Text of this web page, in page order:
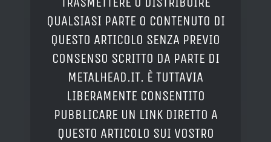
QUALSIASI PARTE O CONTENUTO DI
QUESTO ARTICOLO SENZA PREVIO
CONSENSO SCRITTO DA PARTE DI
METALHEAD.IT. È TUTTAVIA
LIBERAMENTE CONSENTITO
PUBBLICARE UN LINK DIRETTO A
QUESTO ARTICOLO SUI VOSTRO